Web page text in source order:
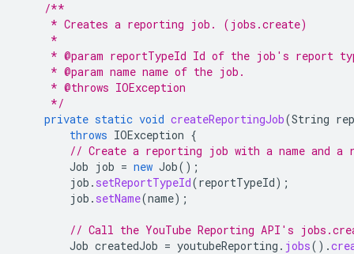
/**
     * Creates a reporting job. (jobs.create)
     *
* @param reportTypeId Id of the job's report
     * @param name name of the job.
     * @throws IOException
     */
private static void createReportingJob(String
throws IOException {
// Create a reporting job with a name and
Job job = new Job();
job . setReportTypeId(reportTypeId);
job . setName(name);
// Call the YouTube Reporting API's
Job createdJob = youtubeReporting . jobs().